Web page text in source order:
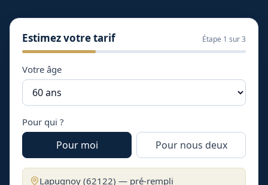
Estimez votre tarif Étape 1 sur 3
Votre âge
Pour qui ?
Pour moi Pour nous deux
Lapugnoy (62122) — pré-rempli